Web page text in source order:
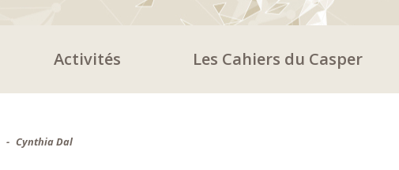
Activités Les Cahiers du Casper
Cynthia Dal